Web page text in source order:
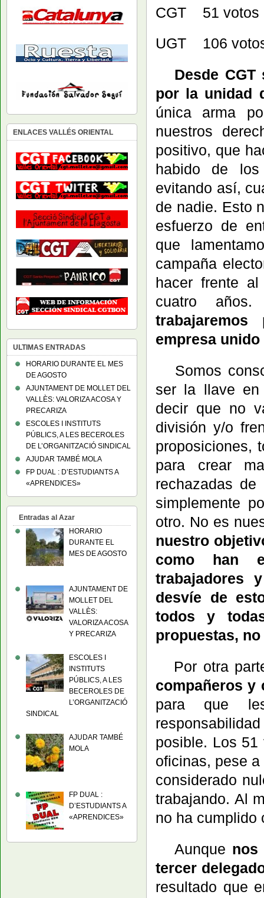
CGT 51
UGT 106
Desde
por la unidad
única arma
nuestros
positivo, que
habido de los
evitando así,
de nadie. Esto
esfuerzo de
que
campaña
hacer frente
cuatro
empresa
Somos
ser la llave en
decir que no
división y/o
proposiciones,
para crear
rechazadas
simplemente
otro. No es
nuestro
como han
trabajadores
desvíe de
todos y
propuestas,
Por otra
compañeros y
para que
posible. Los
oficinas, pese
considerado
trabajando. Al
no ha cumplido
Aunque nos
tercer
resultado que
ENLACES VALLÉS ORIENTAL
ULTIMAS ENTRADAS
HORARIO DURANTE EL MES
DE AGOSTO
AJUNTAMENT DE MOLLET DEL
VALLÈS: VALORIZA ACOSA Y
PRECARIZA
ESCOLES I INSTITUTS
PÚBLICS, A LES BECEROLES
DE L’ORGANITZACIÓ SINDICAL
AJUDAR TAMBÉ MOLA
FP DUAL : D’ESTUDIANTS A
«APRENDICES»
Entradas al Azar
HORARIO
DURANTE EL
MES DE AGOSTO
AJUNTAMENT DE
MOLLET DEL
VALLÈS:
VALORIZA ACOSA
Y PRECARIZA
ESCOLES I
INSTITUTS
PÚBLICS, A LES
BECEROLES DE
L’ORGANITZACIÓ
SINDICAL
AJUDAR TAMBÉ
MOLA
FP DUAL :
D’ESTUDIANTS A
«APRENDICES»